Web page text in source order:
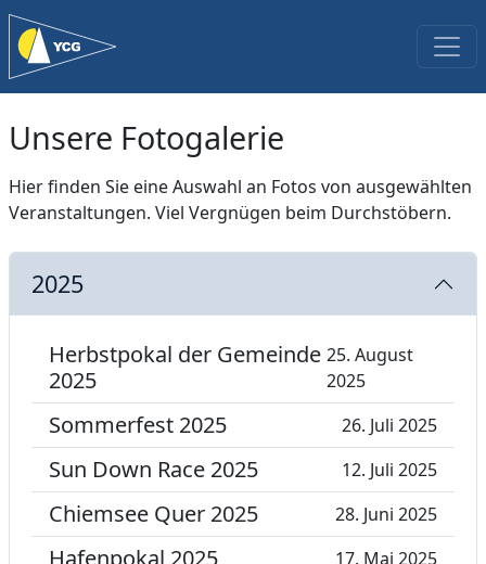
Unsere Fotogalerie
Hier finden Sie eine Auswahl an Fotos von ausgewählten
Veranstaltungen. Viel Vergnügen beim Durchstöbern.
2025
Herbstpokal der Gemeinde
2025
25. August
2025
Sommerfest 2025 26. Juli 2025
Sun Down Race 2025 12. Juli 2025
Chiemsee Quer 2025 28. Juni 2025
Hafenpokal 2025 17. Mai 2025